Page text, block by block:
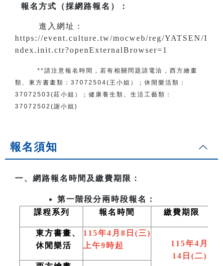
報名方式（採網路報名） ：
進入網址：
https://event.culture.tw/mocweb/reg/YATSEN/I
ndex.init.ctr?openExternalBrowser=1
**請注意報名時間，若有相關問題 請電洽 ， 西方繪畫
類、東方書畫類： 37072504(王小姐） ； 休閒樂活類：
37072503(莊小姐）； 健康養生類、生活工藝類：
37072502(謝小姐)
報名須知
一、網路報名時間及繳費期限：
第一階段分兩時段報名：
課程系列
報名時間 繳費期限
東方書畫、
休閒樂活
115年4月8日(三)
上午9時起
115年4月
14日(二)